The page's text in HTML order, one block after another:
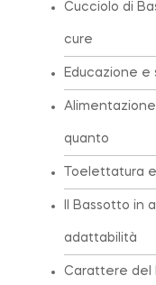
Cucciolo di
cure
Educazione e
quanto
Toelettatura
Il Bassotto in
adattabilità
Carattere del